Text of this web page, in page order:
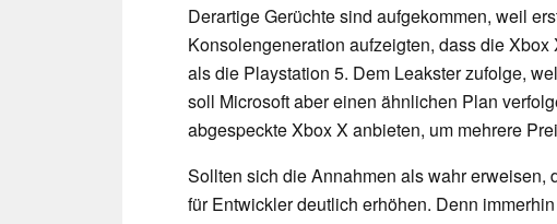
Derartige Gerüchte sind aufgekommen, weil
Konsolengeneration aufzeigten, dass die
als die Playstation 5. Dem Leakster zufolge,
soll Microsoft aber einen ähnlichen Plan
abgespeckte Xbox X anbieten, um mehrere
Sollten sich die Annahmen als wahr erweisen,
für Entwickler deutlich erhöhen. Denn